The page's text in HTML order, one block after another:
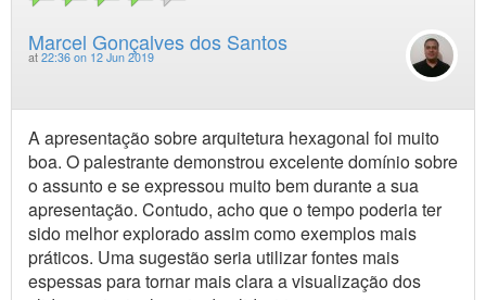
Marcel Gonçalves dos Santos
at 22:36 on 12 Jun 2019
A apresentação sobre arquitetura hexagonal foi muito
boa. O palestrante demonstrou excelente domínio sobre
o assunto e se expressou muito bem durante a sua
apresentação. Contudo, acho que o tempo poderia ter
sido melhor explorado assim como exemplos mais
práticos. Uma sugestão seria utilizar fontes mais
espessas para tornar mais clara a visualização dos